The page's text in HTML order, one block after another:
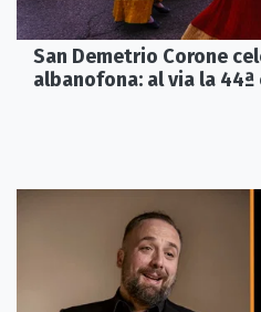
San Demetrio Corone
albanofona: al via la